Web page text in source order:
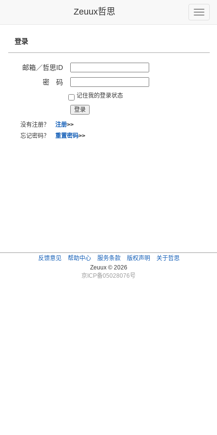
Toggle
Zeuux哲思
登录
邮箱／哲思ID
密 码
记住我的登录状态
没有注册？ 注册>>
忘记密码？ 重置密码>>
反馈意见 帮助中心 服务条款 版权声明
关于哲思
Zeuux © 2026
京ICP备05028076号